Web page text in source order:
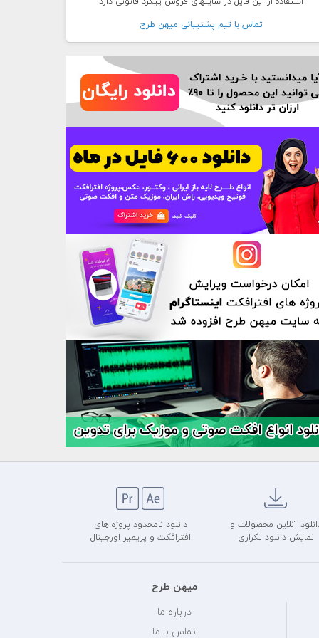
تماس با تيم پشتيبانی ميهن طرح
آنلاین محصولات و
نمایش دانلود تکراری
دانلود نامحدود پروژه های
افترافکت و پریمیر اورجینال
میهن طرح
درباره ما
تماس با ما